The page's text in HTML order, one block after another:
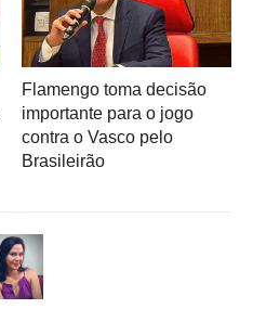
Flamengo toma decisão
importante para o jogo
contra o Vasco pelo
Brasileirão